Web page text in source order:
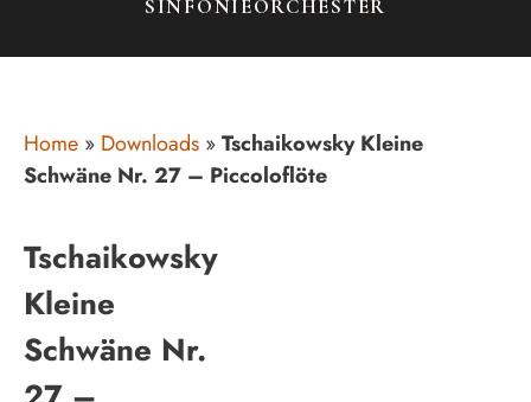
SINFONIEORCHESTER
Home » Downloads »Tschaikowsky Kleine
Schwäne Nr. 27 – Piccoloflöte
Tschaikowsky
Kleine
Schwäne Nr.